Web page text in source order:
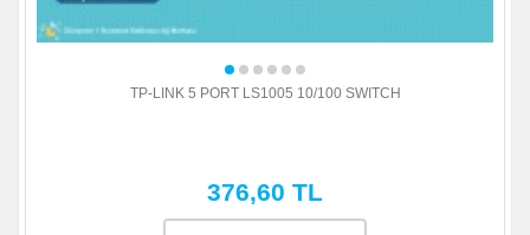
TP-LINK 5 PORT LS1005 10/100 SWITCH
376,60 TL